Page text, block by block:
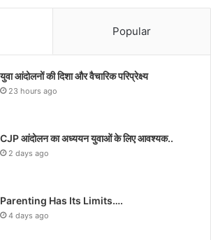
Popular
युवा आंदोलनों की दिशा और वैचारिक परिप्रेक्ष्य
23 hours ago
CJP आंदोलन का अध्ययन युवाओं के लिए आवश्यक..
2 days ago
Parenting Has Its Limits….
4 days ago